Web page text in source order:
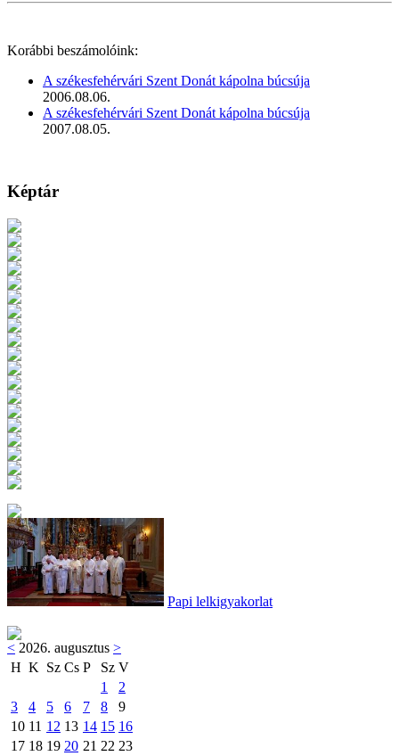
Korábbi beszámolóink:
A székesfehérvári Szent Donát kápolna búcsúja
2006.08.06.
A székesfehérvári Szent Donát kápolna búcsúja
2007.08.05.
Képtár
Papi lelkigyakorlat
< 2026. augusztus >
H K Sz Cs P Sz V
1
2
3
4 5 6 7 8
9
10 11 12 13 14 15 16
17 18 19 20 21 22 23